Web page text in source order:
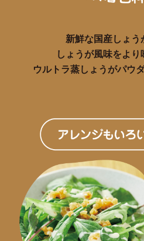
新鮮な国産しょう
しょうが風味をより
ウルトラ蒸しょうがパウ